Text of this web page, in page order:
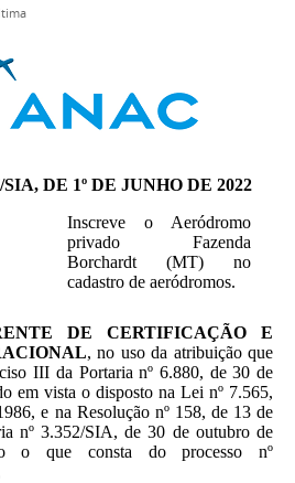
DE 1º DE JUNHO DE 2022
Inscreve o Aeródromo
privado Fazenda
Borchardt (MT) no
cadastro de aeródromos.
DE CERTIFICAÇÃO E
, no uso da atribuição que
III da Portaria nº 6.880, de 30 de
em vista o disposto na Lei nº 7.565,
e na Resolução nº 158, de 13 de
nº 3.352/SIA, de 30 de outubro de
o que consta do processo nº